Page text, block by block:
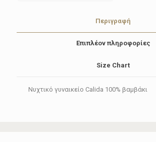
Περιγραφή
Επιπλέον πληροφορίες
Size Chart
Νυχτικό γυναικείο Calida 100% βαμβάκι